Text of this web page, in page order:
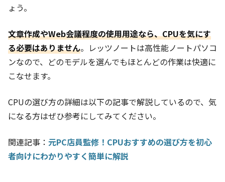
ょう。
文章作成やWeb会議程度の使用用途なら、CPUを気にす
る必要はありません。レッツノートは高性能ノートパソコ
ンなので、どのモデルを選んでもほとんどの作業は快適に
こなせます。
CPUの選び方の詳細は以下の記事で解説しているので、気
になる方はぜひ参考にしてみてください。
関連記事： 元PC店員監修！CPUおすすめの選び方を初心
者向けにわかりやすく簡単に解説